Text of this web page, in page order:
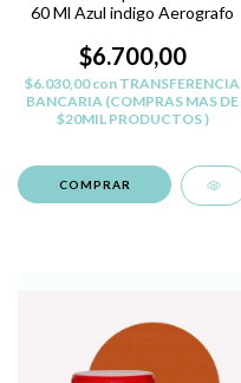
60 Ml Azul indigo Aerografo
$6.700,00
$6.030,00con TRANSFERENCIA
BANCARIA (COMPRAS MAS DE
$20MIL PRODUCTOS )